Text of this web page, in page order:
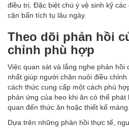
điều trị. Đặc biệt chú ý vệ sinh kỹ
cặn bẩn tích tụ lâu ngày.
Theo dõi phản hồi
chỉnh phù hợp
Việc quan sát và lắng nghe phản hồi
nhất giúp người chăn nuôi điều
cách thức cung cấp một cách phù
phản ứng của heo khi ăn có thể phát
quan đến thức ăn hoặc thiết kế máng.
Dựa trên những phản hồi thực tế,